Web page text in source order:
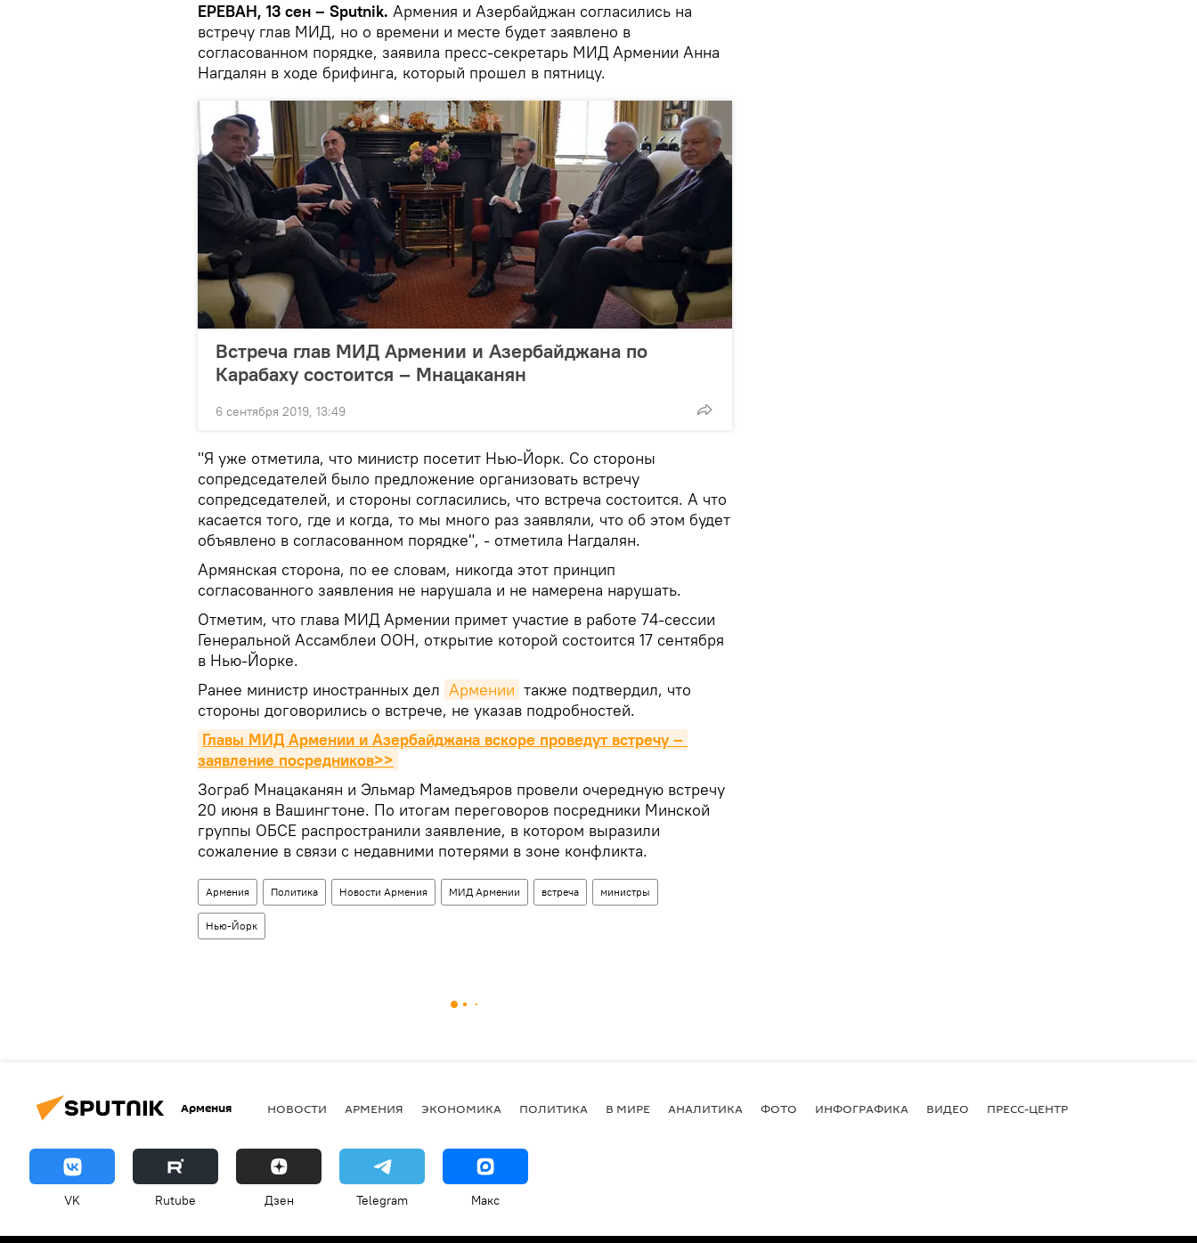
ЕРЕВАН, 13 сен – Sputnik. Армения и Азербайджан согласились на
встречу глав МИД, но о времени и месте будет заявлено в
согласованном порядке, заявила пресс-секретарь МИД Армении Анна
Нагдалян в ходе брифинга, который прошел в пятницу.
Встреча глав МИД Армении и Азербайджана по
Карабаху состоится – Мнацаканян
6 сентября 2019, 13:49
"Я уже отметила, что министр посетит Нью-Йорк. Со стороны
сопредседателей было предложение организовать встречу
сопредседателей, и стороны согласились, что встреча состоится. А что
касается того, где и когда, то мы много раз заявляли, что об этом будет
объявлено в согласованном порядке", - отметила Нагдалян.
Армянская сторона, по ее словам, никогда этот принцип
согласованного заявления не нарушала и не намерена нарушать.
Отметим, что глава МИД Армении примет участие в работе 74-сессии
Генеральной Ассамблеи ООН, открытие которой состоится 17 сентября
в Нью-Йорке.
Ранее министр иностранных дел Армении также подтвердил, что
стороны договорились о встрече, не указав подробностей.
Главы МИД Армении и Азербайджана вскоре проведут встречу –
заявление посредников>>
Зограб Мнацаканян и Эльмар Мамедъяров провели очередную встречу
20 июня в Вашингтоне. По итогам переговоров посредники Минской
группы ОБСЕ распространили заявление, в котором выразили
сожаление в связи с недавними потерями в зоне конфликта.
Армения Политика Новости Армения МИД Армении встреча министры
Нью-Йорк
Армения НОВОСТИ АРМЕНИЯ ЭКОНОМИКА ПОЛИТИКА В МИРЕ АНАЛИТИКА ФОТО ИНФОГРАФИКА ВИДЕО ПРЕСС-ЦЕНТР
VK Rutube Дзен Telegram Макс